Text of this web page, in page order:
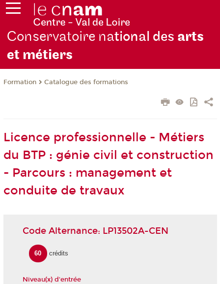
Conservatoire national des arts
et métiers
Formation Catalogue des formations
Licence professionnelle - Métiers
du BTP : génie civil et construction
- Parcours : management et
conduite de travaux
Code Alternance: LP13502A-CEN
60 crédits
Niveau(x) d'entrée